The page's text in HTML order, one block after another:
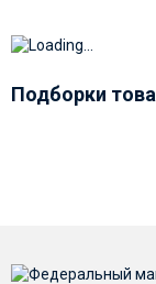
Подборки